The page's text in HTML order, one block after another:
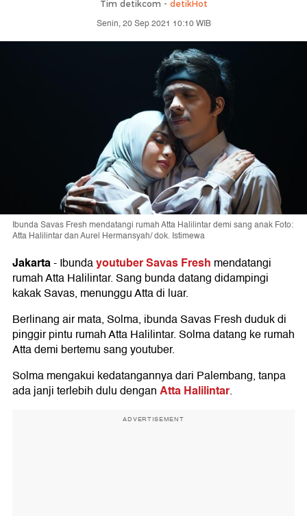
Tim detikcom - detikHot
Senin, 20 Sep 2021 10:10 WIB
Ibunda Savas Fresh mendatangi rumah Atta Halilintar demi sang anak Foto:
Atta Halilintar dan Aurel Hermansyah/ dok. Istimewa
Jakarta-Ibundayoutuber Savas Fresh mendatangi
rumah Atta Halilintar. Sang bunda datang didampingi
kakak Savas, menunggu Atta di luar.
Berlinang air mata, Solma, ibunda Savas Fresh duduk di
pinggir pintu rumah Atta Halilintar. Solma datang ke rumah
Atta demi bertemu sang youtuber.
Solma mengakui kedatangannya dari Palembang, tanpa
ada janji terlebih dulu denganAtta Halilintar.
ADVERTISEMENT